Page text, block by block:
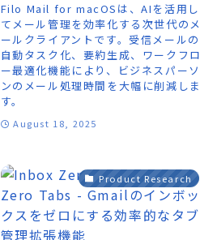
Filo Mail for macOSは、AIを活用し
てメール管理を効率化する次世代のメ
ールクライアントです。受信メールの
自動タスク化、要約生成、ワークフロ
ー最適化機能により、ビジネスパーソ
ンのメール処理時間を大幅に削減しま
す。
August 18, 2025
Product Research